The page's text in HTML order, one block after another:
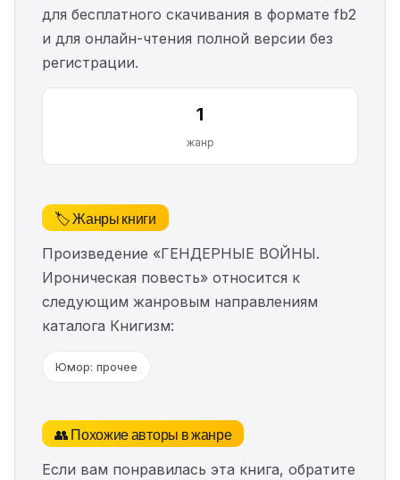
для бесплатного скачивания в формате fb2
и для онлайн-чтения полной версии без
регистрации.
1
жанр
🏷️ Жанры книги
Произведение «ГЕНДЕРНЫЕ ВОЙНЫ.
Ироническая повесть» относится к
следующим жанровым направлениям
каталога Книгизм:
Юмор: прочее
👥 Похожие авторы в жанре
Если вам понравилась эта книга, обратите